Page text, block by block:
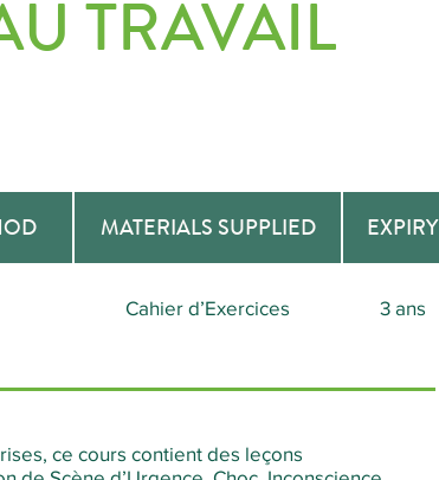
TRAVAIL
MATERIALS SUPPLIED EXPIRY
Cahier d’Exercices 3 ans
ce cours contient des leçons